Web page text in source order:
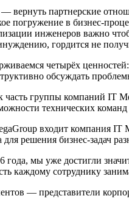
партнерские
погружение в бизнес-
инженеров важно
гордится не
четырёх
обсуждать
группы компаний IT
технических
входит компания IT
для решения бизнес-задач
года, мы уже достигли
каждому сотруднику
— представители